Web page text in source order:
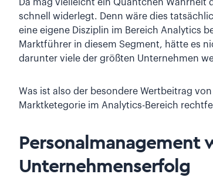
Da mag vielleicht ein Quäntchen Wahrheit
schnell widerlegt. Denn wäre dies
eine eigene Disziplin im Bereich Analytics
Marktführer in diesem Segment, hätte es
darunter viele der größten Unternehmen
Was ist also der besondere Wertbeitrag
Marktketegorie im Analytics-Bereich
Unternehmenserfolg